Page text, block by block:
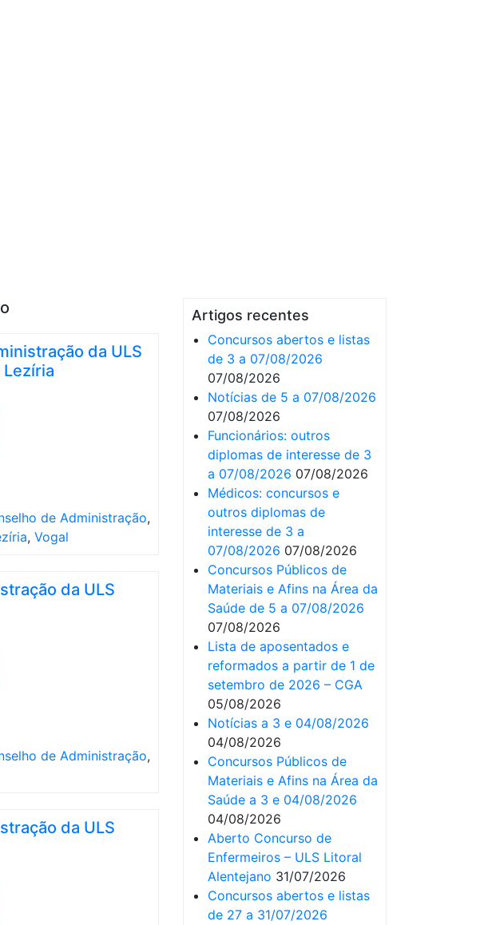
da ULS
Lezíria
de Administração,
, Vogal
da ULS
de Administração,
da ULS
Artigos recentes
Concursos abertos e listas
de 3 a 07/08/2026
07/08/2026
Notícias de 5 a 07/08/2026
07/08/2026
Funcionários: outros
diplomas de interesse de 3
a 07/08/2026 07/08/2026
Médicos: concursos e
outros diplomas de
interesse de 3 a
07/08/2026 07/08/2026
Concursos Públicos de
Materiais e Afins na Área da
Saúde de 5 a 07/08/2026
07/08/2026
Lista de aposentados e
reformados a partir de 1 de
setembro de 2026 – CGA
05/08/2026
Notícias a 3 e 04/08/2026
04/08/2026
Concursos Públicos de
Materiais e Afins na Área da
Saúde a 3 e 04/08/2026
04/08/2026
Aberto Concurso de
Enfermeiros – ULS Litoral
Alentejano 31/07/2026
Concursos abertos e listas
de 27 a 31/07/2026